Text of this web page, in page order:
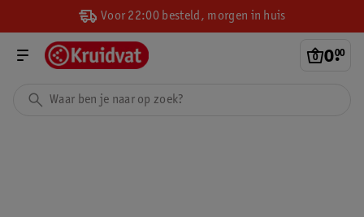
Voor 22:00 besteld, morgen in huis
0.
00